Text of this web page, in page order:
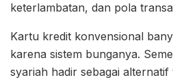
keterlambatan, dan pola
Kartu kredit konvensional
karena sistem bunganya.
syariah hadir sebagai